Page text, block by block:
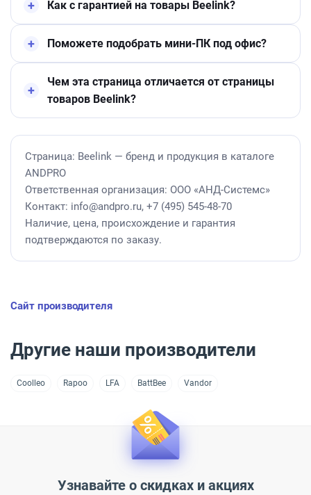
Как с гарантией на товары Beelink?
Поможете подобрать мини-ПК под офис?
Чем эта страница отличается от страницы
товаров Beelink?
Страница: Beelink — бренд и продукция в каталоге
ANDPRO
Ответственная организация: ООО «АНД-Системс»
Контакт: info@andpro.ru, +7 (495) 545-48-70
Наличие, цена, происхождение и гарантия
подтверждаются по заказу.
Сайт производителя
Другие наши производители
Coolleo Rapoo LFA BattBee Vandor
Узнавайте о скидках и акциях